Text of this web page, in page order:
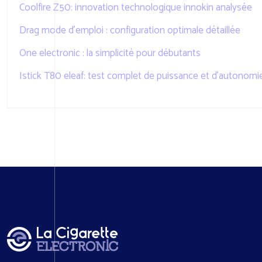
Coolfire Z50: innovation technologique innokin analysée
Drag mode d’emploi : configuration optimale détaillée
One electronic : la simplicité pour débutants
Istick T80 eleaf: test complet de puissance et